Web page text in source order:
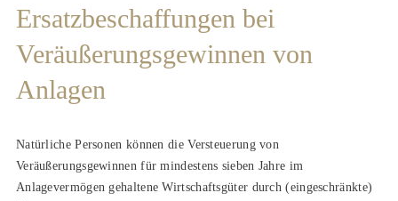
Ersatzbeschaffungen bei
Veräußerungsgewinnen von
Anlagen
Natürliche Personen können die Versteuerung von
Veräußerungsgewinnen für mindestens sieben Jahre im
Anlagevermögen gehaltene Wirtschaftsgüter durch (eingeschränkte)